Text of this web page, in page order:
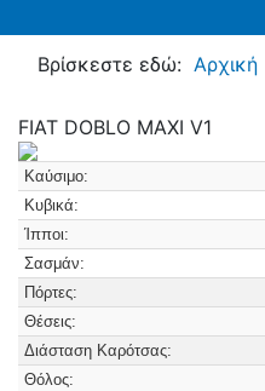
Βρίσκεστε εδώ: Αρχική
FIAT DOBLO MAXI V1
Καύσιμο:
Κυβικά:
Ίπποι:
Σασμάν:
Πόρτες:
Θέσεις:
Διάσταση Καρότσας:
Θόλος: